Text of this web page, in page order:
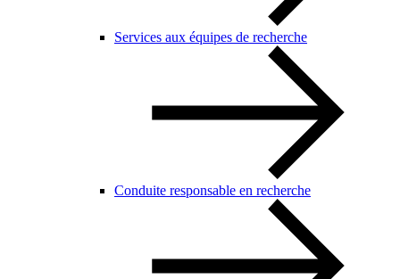
Services aux équipes de recherche
Conduite responsable en recherche